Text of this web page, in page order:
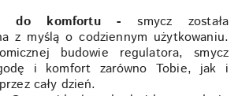
do komfortu -smycz została
z myślą o codziennym użytkowaniu.
budowie regulatora, smycz
i komfort zarówno Tobie, jak i
cały dzień.